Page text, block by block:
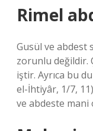
Rimel
Gusül ve abdest
zorunlu değildir.
iştir. Ayrıca bu
el-İhtiyâr, 1/7,
ve abdeste mani